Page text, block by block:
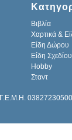
Βιβλία
Χαρτικά &
Είδη Δώρου
Είδη
Hobby
Σταντ